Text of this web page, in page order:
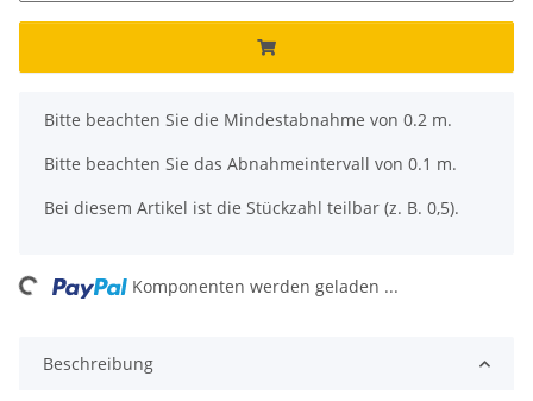
x
Bitte beachten Sie die Mindestabnahme von 0.2 m.
Bitte beachten Sie das Abnahmeintervall von 0.1 m.
Bei diesem Artikel ist die Stückzahl teilbar (z. B. 0,5).
Komponenten werden geladen ...
Beschreibung